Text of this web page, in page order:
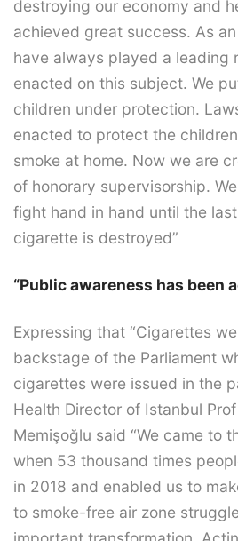
destroying our economy and
achieved great success. As
have always played a leading
enacted on this subject. We
children under protection.
enacted to protect the
smoke at home. Now we are
of honorary supervisorship.
fight hand in hand until the
cigarette is destroyed”
“Public awareness has been
Expressing that “Cigarettes
backstage of the Parliament
cigarettes were issued in the
Health Director of Istanbul Prof
Memişoğlu said “We came to
when 53 thousand times
in 2018 and enabled us to
to smoke-free air zone